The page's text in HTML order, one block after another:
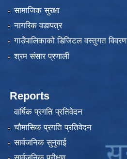
सामाजिक सुरक्षा
नागरिक वडापत्र
गाउँपालिकाको डिजिटल वस्तुगत विवरण
श्रम संसार प्रणाली
Reports
वार्षिक प्रगति प्रतिवेदन
चौमासिक प्रगति प्रतिवेदन
सार्वजनिक सुनुवाई